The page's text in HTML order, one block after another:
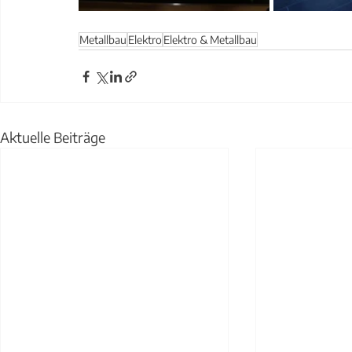
Metallbau Elektro Elektro & Metallbau
Aktuelle Beiträge